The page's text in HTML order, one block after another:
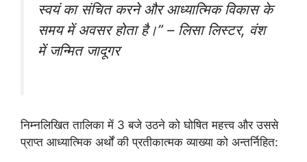
स्वयं का संचित करने और आध्यात्मिक विकास के
समय में अवसर होता है।” – लिसा लिस्टर, वंश
में जन्मित जादूगर
निम्नलिखित तालिका में 3 बजे उठने को घोषित महत्त्व और उससे
प्राप्त आध्यात्मिक अर्थों की प्रतीकात्मक व्याख्या को अन्तर्निहित: